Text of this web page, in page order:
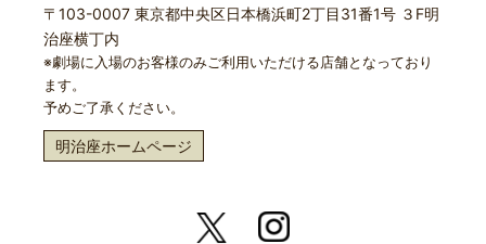
〒103-0007 東京都中央区日本橋浜町2丁目31番1号 ３F明
治座横丁内
※劇場に入場のお客様のみご利用いただける店舗となっており
ます。
予めご了承ください。
明治座ホームページ